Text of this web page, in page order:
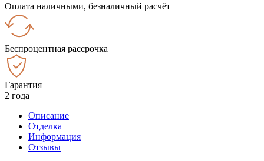
Оплата наличными, безналичный расчёт
Беспроцентная рассрочка
Гарантия
2 года
Описание
Отделка
Информация
Отзывы